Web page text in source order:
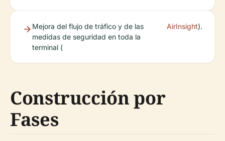
Mejora del flujo de tráfico y de las
medidas de seguridad en toda la
terminal (
AirInsight).
Construcción por
Fases